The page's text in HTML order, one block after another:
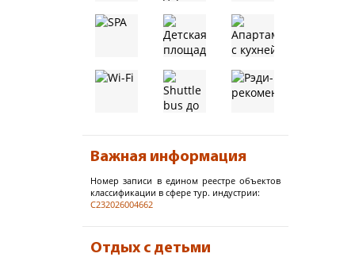
Важная информация
Номер записи в едином реестре объектов
классификации в сфере тур. индустрии:
С232026004662
Отдых с детьми